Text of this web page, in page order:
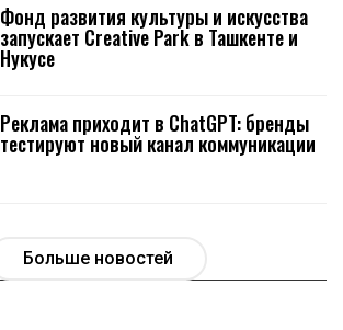
Фонд развития культуры и искусства
запускает Creative Park в Ташкенте и
Нукусе
Реклама приходит в ChatGPT: бренды
тестируют новый канал коммуникации
Больше новостей